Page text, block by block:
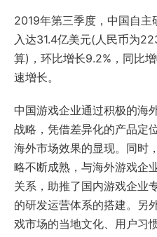
2019年第三季度，中国自
入达31.4亿美元(人民币为
算)，环比增长9.2%，同比
速增长。
中国游戏企业通过积极的海
战略，凭借差异化的产品定
海外市场效果的显现。同时
略不断成熟，与海外游戏企
关系，助推了国内游戏企业
的研发运营体系的搭建。另
戏市场的当地文化、用户习